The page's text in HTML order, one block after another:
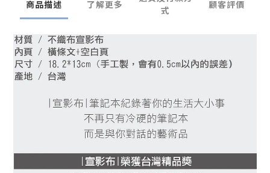
商品描述 了解更多
式
顧客評價